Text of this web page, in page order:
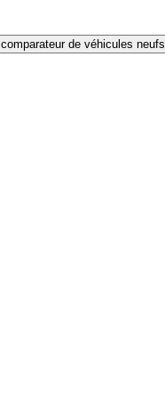
comparateur de véhicules neufs